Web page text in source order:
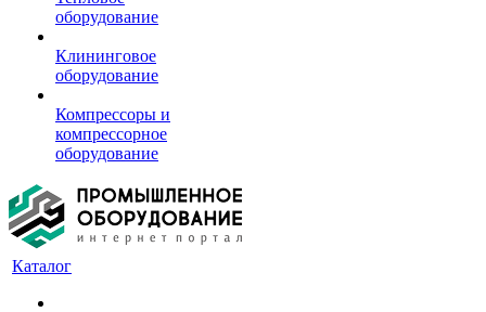
оборудование
Клининговое
оборудование
Компрессоры и
компрессорное
оборудование
Каталог